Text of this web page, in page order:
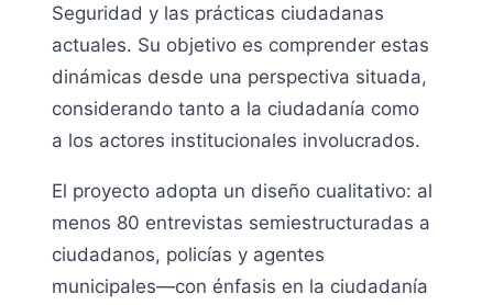
Seguridad y las prácticas ciudadanas
actuales. Su objetivo es comprender estas
dinámicas desde una perspectiva situada,
considerando tanto a la ciudadanía como
a los actores institucionales involucrados.
El proyecto adopta un diseño cualitativo: al
menos 80 entrevistas semiestructuradas a
ciudadanos, policías y agentes
municipales—con énfasis en la ciudadanía